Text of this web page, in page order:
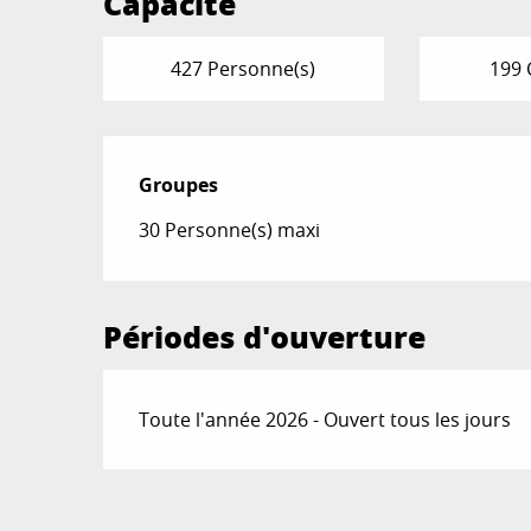
427 Personne(s) 199
Groupes
Groupes
30 Personne(s) maxi
Périodes d'ouverture
Toute l'année 2026 - Ouvert tous les jours